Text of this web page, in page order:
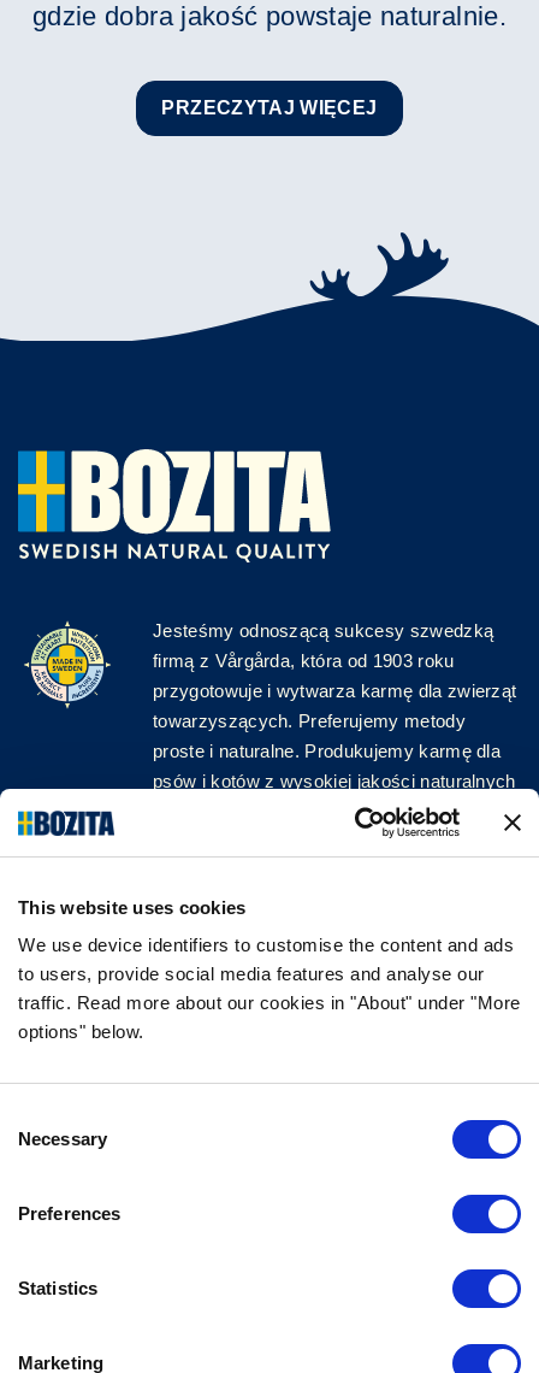
This website uses cookies
We use device identifiers to customise the content and ads
to users, provide social media features and analyse our
traffic. Read more about our cookies in "About" under "More
options" below.
Selection
Necessary
Preferences
Statistics
Marketing
gdzie dobra jakość powstaje naturalnie.
PRZECZYTAJ WIĘCEJ
Jesteśmy odnoszącą sukcesy szwedzką
firmą z Vårgårda, która od 1903 roku
przygotowuje i wytwarza karmę dla zwierząt
towarzyszących. Preferujemy metody
proste i naturalne. Produkujemy karmę dla
psów i kotów z wysokiej jakości naturalnych
surowców, bez zbędnych dodatków!
ŚLEDŹ NAS W MEDIACH
INFORMACJA
GWARANCJA SMAKU